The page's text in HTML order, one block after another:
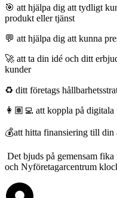
🎯 att hjälpa dig att tydligt
produkt eller tjänst
💬 att hjälpa dig att kunna
🚀 att ta din idé och ditt
kunder
♻️ ditt företags
👩🏽‍💻 att koppla på
💰att hitta finansiering till din
Det bjuds på gemensam
och Nyföretagarcentrum